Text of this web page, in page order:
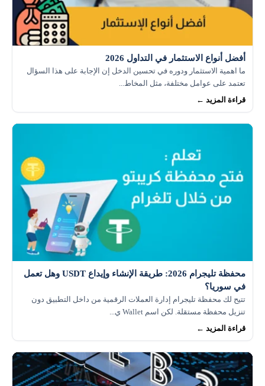
أفضل أنواع الاستثمار في التداول 2026
ما اهمية الاستثمار ودوره في تحسين الدخل إن الإجابة على هذا السؤال
تعتمد على عوامل مختلفة، مثل المخاط...
قراءة المزيد ←
محفظة تليجرام 2026: طريقة الإنشاء وإيداع USDT وهل تعمل
في سوريا؟
تتيح لك محفظة تليجرام إدارة العملات الرقمية من داخل التطبيق دون
تنزيل محفظة مستقلة. لكن اسم Wallet ي...
قراءة المزيد ←